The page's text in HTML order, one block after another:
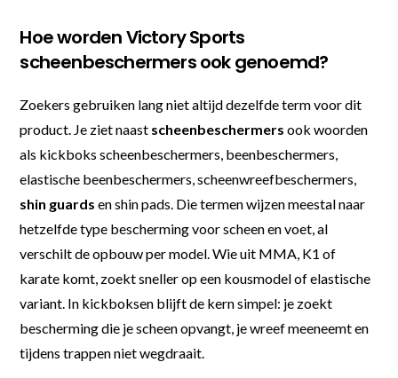
Hoe worden Victory Sports
scheenbeschermers ook genoemd?
Zoekers gebruiken lang niet altijd dezelfde term voor dit
product. Je ziet naast scheenbeschermers ook woorden
als kickboks scheenbeschermers, beenbeschermers,
elastische beenbeschermers, scheenwreefbeschermers,
shin guards en shin pads. Die termen wijzen meestal naar
hetzelfde type bescherming voor scheen en voet, al
verschilt de opbouw per model. Wie uit MMA, K1 of
karate komt, zoekt sneller op een kousmodel of elastische
variant. In kickboksen blijft de kern simpel: je zoekt
bescherming die je scheen opvangt, je wreef meeneemt en
tijdens trappen niet wegdraait.